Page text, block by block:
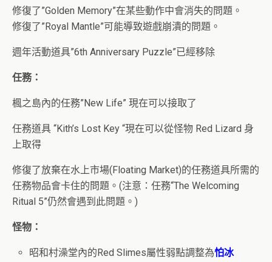
修復了”Golden Memory”在某些動作中會消失的問題。
修復了”Royal Mantle”可能導致遊戲崩潰的問題。
週年活動道具”6th Anniversary Puzzle”已經移除
任務：
楓之島內的任務”New Life” 現在可以接取了
任務道具 “Kith’s Lost Key “現在可以從怪物 Red Lizard 身
上取得
修復了放棄在水上市場(Floating Market)的任務道具所需的
任務物品會卡住的問題。(注意：任務“The Welcoming
Ritual 5”仍然會遇到此問題。)
怪物：
昭和村澡堂內的Red Slimes屬性弱點調整為怕冰